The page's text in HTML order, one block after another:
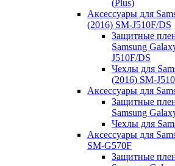
(Plus)
Аксессуары для
(2016) SM-J510F/DS
Защитные
Samsung
J510F/DS
Чехлы для
(2016) SM-
Аксессуары для
Защитные
Samsung
Чехлы для
Аксессуары для
SM-G570F
Защитные